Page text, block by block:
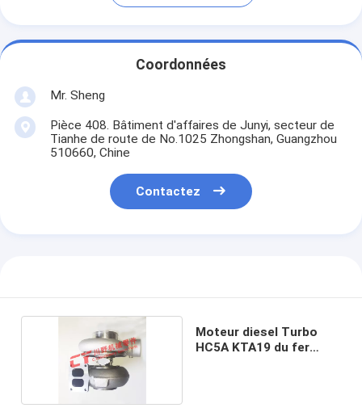
Coordonnées
Mr. Sheng
Pièce 408. Bâtiment d'affaires de Junyi, secteur de
Tianhe de route de No.1025 Zhongshan, Guangzhou
510660, Chine
Contactez
Moteur diesel Turbo
HC5A KTA19 du fer